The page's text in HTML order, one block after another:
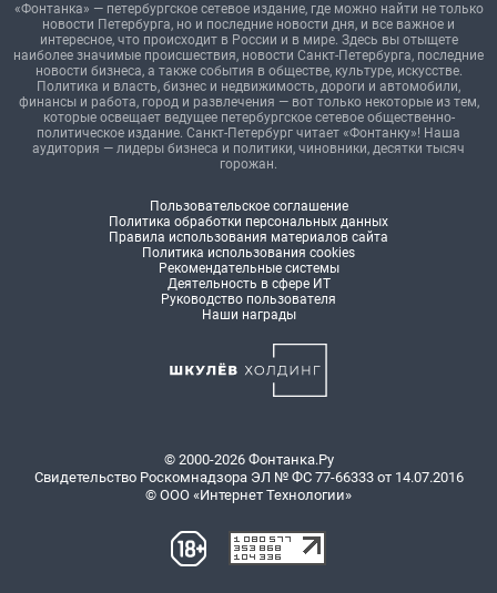
«Фонтанка» — петербургское сетевое издание, где можно найти не только
новости Петербурга, но и последние новости дня, и все важное и
интересное, что происходит в России и в мире. Здесь вы отыщете
наиболее значимые происшествия, новости Санкт-Петербурга, последние
новости бизнеса, а также события в обществе, культуре, искусстве.
Политика и власть, бизнес и недвижимость, дороги и автомобили,
финансы и работа, город и развлечения — вот только некоторые из тем,
которые освещает ведущее петербургское сетевое общественно-
политическое издание. Санкт-Петербург читает «Фонтанку»! Наша
аудитория — лидеры бизнеса и политики, чиновники, десятки тысяч
горожан.
Пользовательское соглашение
Политика обработки персональных данных
Правила использования материалов сайта
Политика использования cookies
Рекомендательные системы
Деятельность в сфере ИТ
Руководство пользователя
Наши награды
© 2000-2026 Фонтанка.Ру
Свидетельство Роскомнадзора ЭЛ № ФС 77-66333 от 14.07.2016
© ООО «Интернет Технологии»